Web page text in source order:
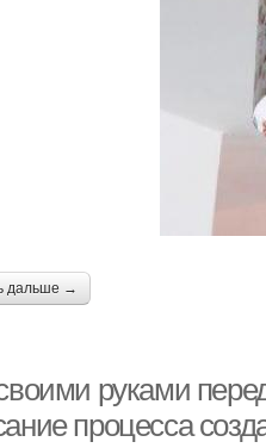
дальше →
руками
процесса